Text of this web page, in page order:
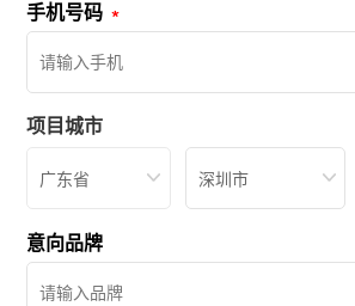
手机号码
项目城市
广东省 深圳市
意向品牌